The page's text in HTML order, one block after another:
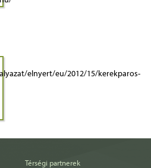
Térségi partnerek